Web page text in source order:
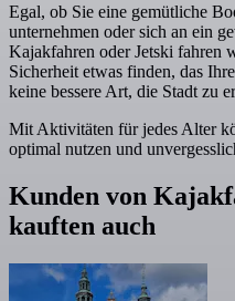
Egal, ob Sie eine gemütliche
unternehmen oder sich an ein
Kajakfahren oder Jetski fahren
Sicherheit etwas finden, das
keine bessere Art, die Stadt zu
Mit Aktivitäten für jedes Alter
optimal nutzen und
Kunden von
kauften auch